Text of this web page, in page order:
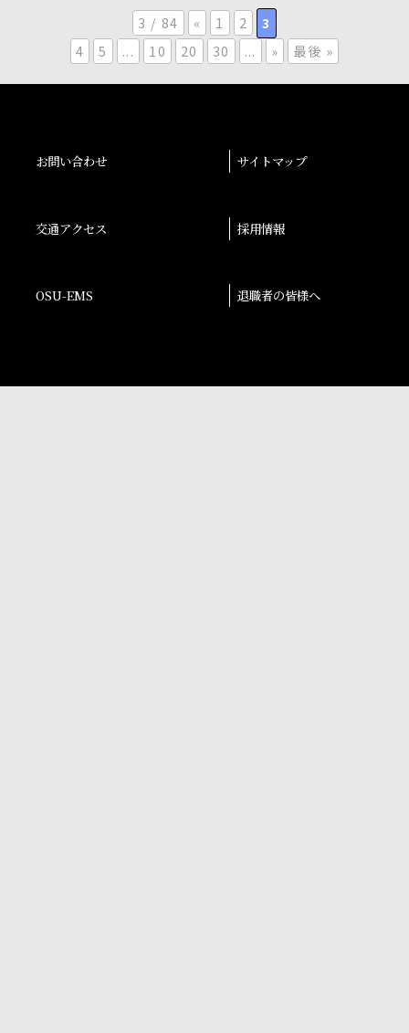
3 / 84 « 1 2
3
4
5 ... 10 20 30 ... » 最後 »
お問い合わせ サイトマップ
交通アクセス 採用情報
OSU-EMS 退職者の皆様へ